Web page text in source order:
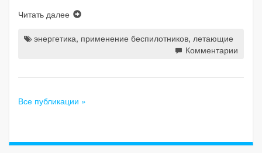
Читать далее
энергетика, применение беспилотников, летающие
Комментарии
Все публикации »